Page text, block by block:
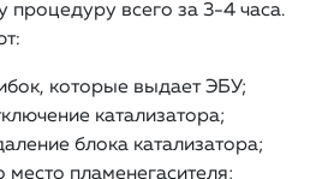
процедуру всего за 3-4 часа.
которые выдает ЭБУ;
катализатора;
блока катализатора;
место пламенегасителя;